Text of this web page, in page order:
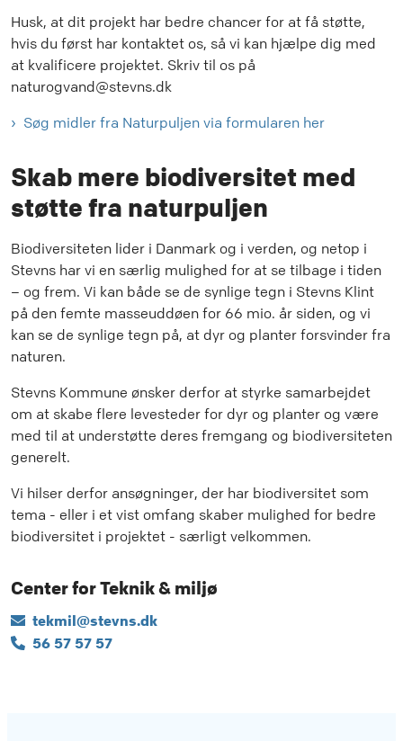
Husk, at dit projekt har bedre chancer for at få støtte,
hvis du først har kontaktet os, så vi kan hjælpe dig med
at kvalificere projektet. Skriv til os på
naturogvand@stevns.dk
Søg midler fra Naturpuljen via formularen her
Skab mere biodiversitet med
støtte fra naturpuljen
Biodiversiteten lider i Danmark og i verden, og netop i
Stevns har vi en særlig mulighed for at se tilbage i tiden
– og frem. Vi kan både se de synlige tegn i Stevns Klint
på den femte masseuddøen for 66 mio. år siden, og vi
kan se de synlige tegn på, at dyr og planter forsvinder fra
naturen.
Stevns Kommune ønsker derfor at styrke samarbejdet
om at skabe flere levesteder for dyr og planter og være
med til at understøtte deres fremgang og biodiversiteten
generelt.
Vi hilser derfor ansøgninger, der har biodiversitet som
tema - eller i et vist omfang skaber mulighed for bedre
biodiversitet i projektet - særligt velkommen.
Center for Teknik & miljø
tekmil@stevns.dk
56 57 57 57